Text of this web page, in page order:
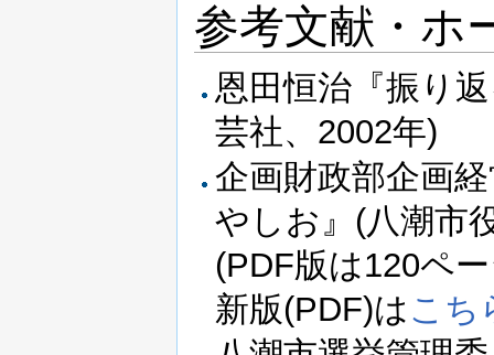
参考文献・ホ
恩田恒治『振り
芸社、2002年)
企画財政部企画
やしお』(八潮市
(PDF版は120ペ
新版(PDF)はこち